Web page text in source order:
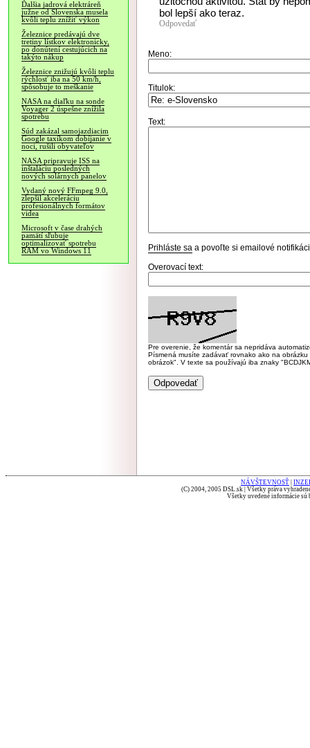
Ďalšia jadrová elektráreň
južne od Slovenska musela
kvôli teplu znížiť výkon
Železnice predávajú dve
tretiny lístkov elektronicky,
po donútení cestujúcich na
takýto nákup
Železnice znižujú kvôli teplu
rýchlosť iba na 50 km/h,
spôsobuje to meškanie
NASA na diaľku na sonde
Voyager 2 úspešne znížila
spotrebu
Súd zakázal samojazdiacim
Google taxíkom dobíjanie v
noci, rušili obyvateľov
NASA pripravuje ISS na
inštaláciu posledných
nových solárnych panelov
Vydaný nový FFmpeg 9.0,
zlepšil akceleráciu
profesionálnych formátov
videa
Microsoft v čase drahých
pamätí sľubuje
optimalizovať spotrebu
RAM vo Windows 11
bol lepší ako teraz.
Odpovedať
Meno:
Titulok:
Text:
Prihláste sa a povoľte si emailové
Overovací text:
Pre overenie, že komentár sa nepridáva
Písmená musíte zadávať rovnako ako na
obrázok". V texte sa používajú iba znaky
NÁVŠTEVNOSŤ
(C) 2004, 2005 DSL.sk | Všetky práva
Všetky uvedené informácie sú